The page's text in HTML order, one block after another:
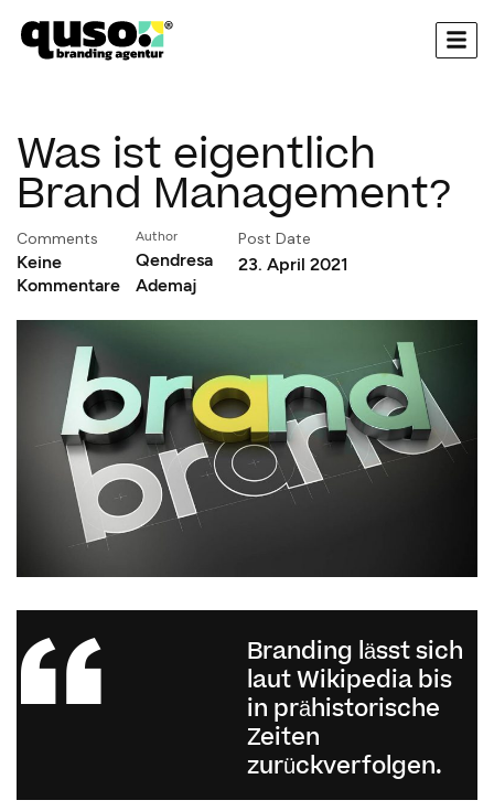
springen
Was ist eigentlich
Brand Management?
Comments
Keine
Kommentare
Author
Qendresa
Ademaj
Post Date
23. April 2021
Branding lässt sich
laut Wikipedia bis
in prähistorische
Zeiten
zurückverfolgen.